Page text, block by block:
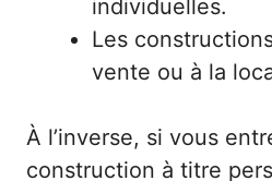
individuelles.
Les
vente ou à la
À l’inverse, si vous
construction à titre